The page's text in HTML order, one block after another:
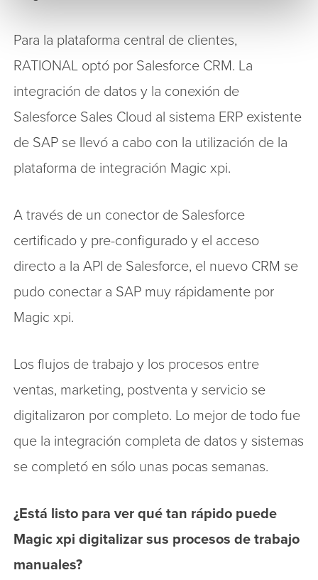
Para la plataforma central de clientes,
RATIONAL optó por Salesforce CRM. La
integración de datos y la conexión de
Salesforce Sales Cloud al sistema ERP existente
de SAP se llevó a cabo con la utilización de la
plataforma de integración Magic xpi.
A través de un conector de Salesforce
certificado y pre-configurado y el acceso
directo a la API de Salesforce, el nuevo CRM se
pudo conectar a SAP muy rápidamente por
Magic xpi.
Los flujos de trabajo y los procesos entre
ventas, marketing, postventa y servicio se
digitalizaron por completo. Lo mejor de todo fue
que la integración completa de datos y sistemas
se completó en sólo unas pocas semanas.
¿Está listo para ver qué tan rápido puede
Magic xpi digitalizar sus procesos de trabajo
manuales?